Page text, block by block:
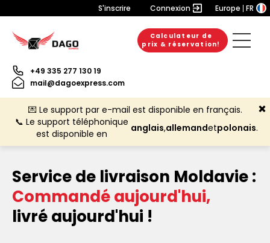
S'inscrire Connexion Europe FR
Calculateur de
prix & réservation!
+49 335 277 130 19
mail@dagoexpress.com
💌 Le support par e-mail est disponible en français.
📞 Le support téléphonique
est disponible en
anglais,allemandetpolonais.
Service de livraison Moldavie :
Commandé aujourd'hui,
livré aujourd'hui !